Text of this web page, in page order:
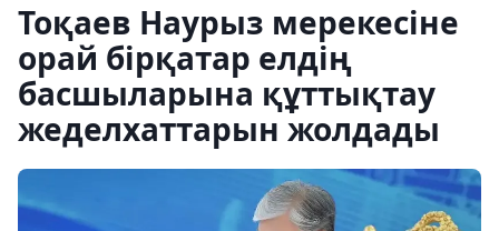
Тоқаев Наурыз мерекесіне
орай бірқатар елдің
басшыларына құттықтау
жеделхаттарын жолдады